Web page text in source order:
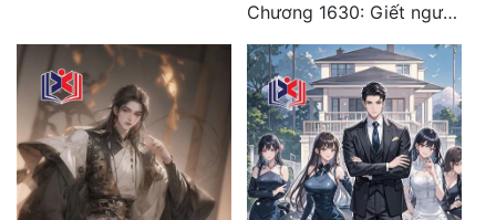
Trinh Thám
Triều Đấu
Trùng Sinh
Trọng Sinh
Chương 1630: Giết ngươi, chỉ cần một mâu